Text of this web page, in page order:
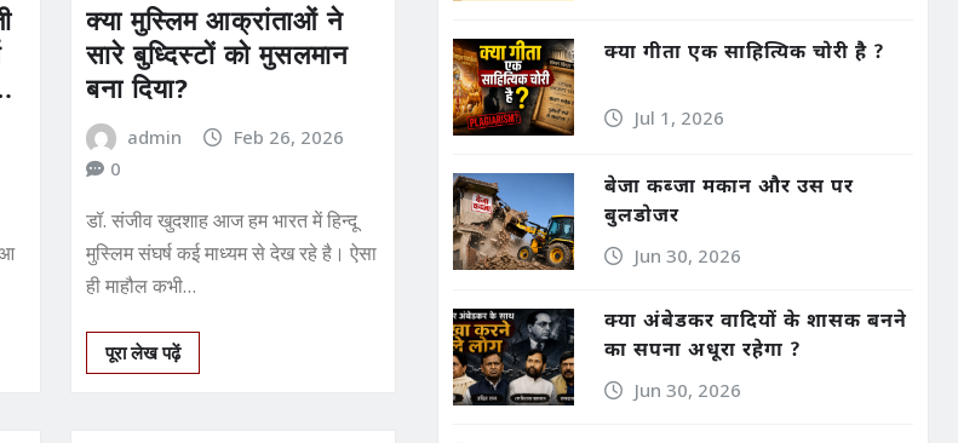
आ
क्‍या मुस्लिम आक्रांताओं ने
सारे बुध्दिस्‍टों को मुसलमान
बना दिया?
admin
Feb 26, 2026
0
डॉ. संजीव खुदशाह आज हम भारत में हिन्‍दू
मुस्‍लिम संघर्ष कई माध्‍यम से देख रहे है। ऐसा
ही माहौल कभी…
पूरा लेख पढ़ें
क्या गीता एक साहित्यिक चोरी है ?
Jul 1, 2026
बेजा कब्जा मकान और उस पर
बुलडोजर
Jun 30, 2026
क्या अंबेडकर वादियों के शासक बनने
का सपना अधूरा रहेगा ?
Jun 30, 2026